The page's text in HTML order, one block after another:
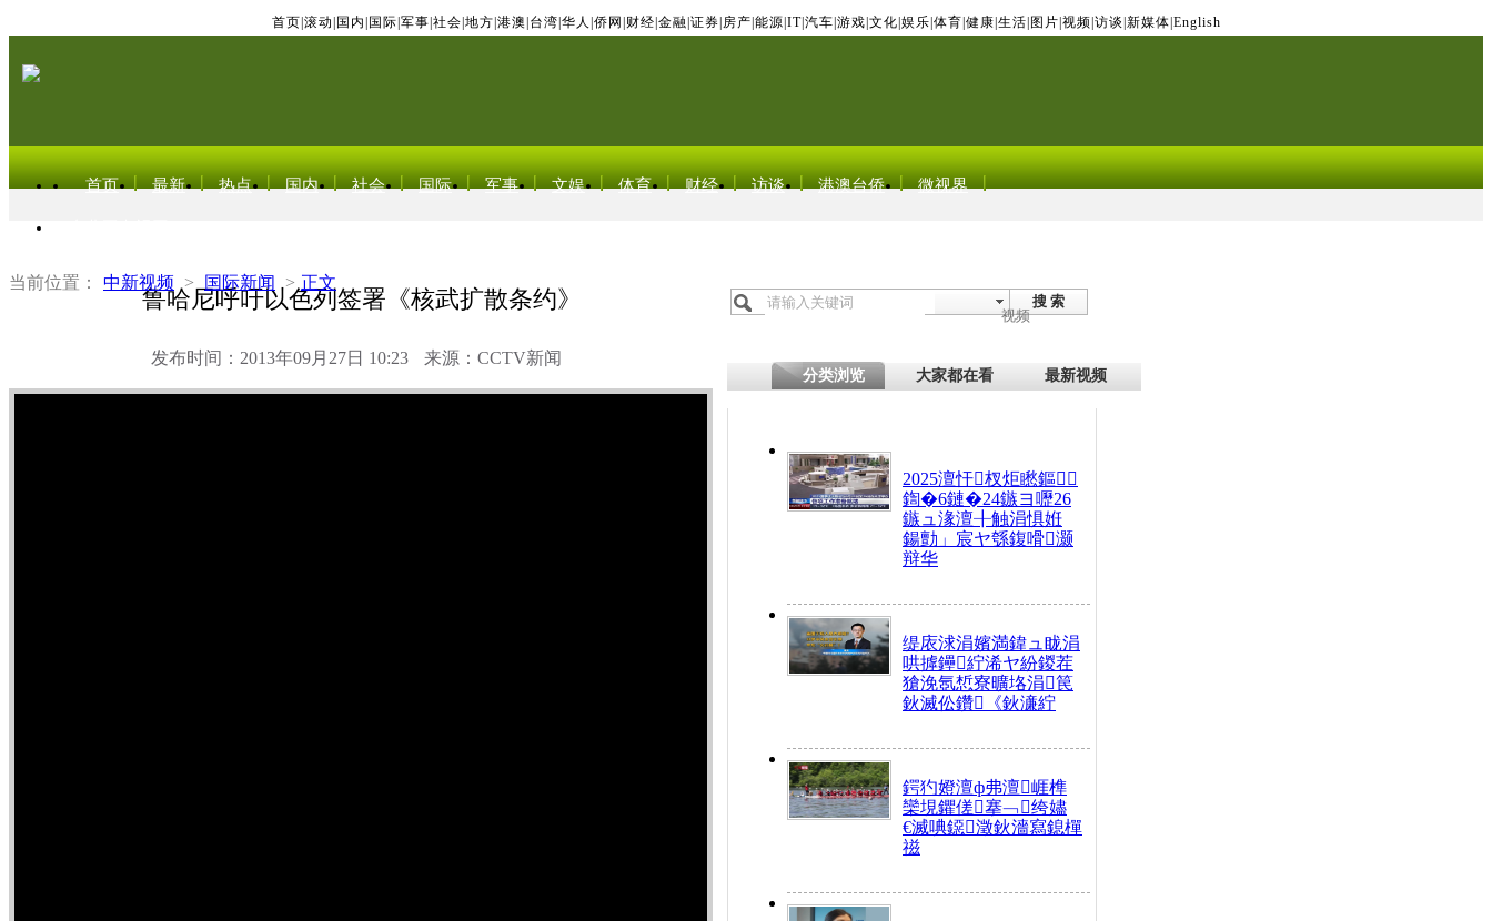
首页 滚动 国内 国际 军事 社会 地方 港澳 台湾 华人 侨网 财经 金融 证券 房产 能源 IT| 汽车 游戏 文化 娱乐 体育 健康 生活 图片 视频 访谈 新媒体 English
首页 最新 热点 国内 社会 国际 军事 文娱 体育 财经 访谈 港澳台侨 微视界
当前位置： 中新视频 > 国际新闻 > 正文
鲁哈尼呼吁以色列签署《核武扩散条约》
发布时间：2013年09月27日 10:23 来源：CCTV新闻
搜 索
视频
分类浏览 大家都在看 最新视频
2025澶忓杈炬矁鏂
鍧�6鏈�24鏃ヨ嚦26
鏃ュ湪澶╂触涓惧姙
鍚勯」宸ヤ綔鍑嗗灏
辩华
缇庡浗涓嬪満鍏ュ眬涓
哄摢鑸紵浠ヤ紛鍐茬
獊浼氬惁寮曠垎涓笢
鈥滅伀鑽《鈥濓紵
鍔犳嬁澶ф弗澶崕榫
欒垷鑺傞搴﹁绔嬧
€滅唺鐚澂鈥濇寫鎴樿
禌